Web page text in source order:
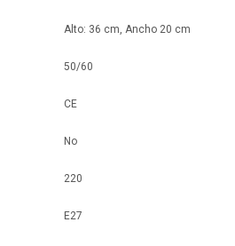
Alto: 36 cm, Ancho 20 cm
50/60
CE
No
220
E27